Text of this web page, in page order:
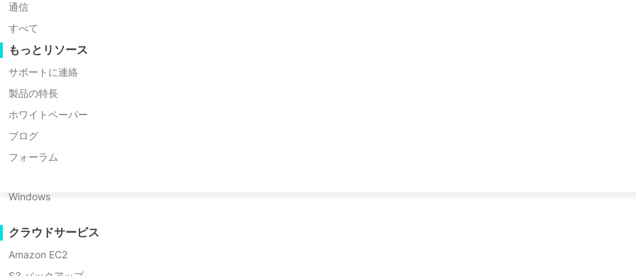
C2V 移行
P2C 移行
リカバリビリティ
VMリカバリ検証
OSリカバリ検証
データセキュリティ
マッシブエンドポイント
クラウドへのバックアップ
Oracle OLVM
XenServer/Citrix Hypervisor
KayGrid
InCloud Sphere
Arcfra
FusionOne Compute
NexaVM
サーバー
Windows
クラウドサービス
Amazon EC2
通信
すべて
もっとリソース
サポートに連絡
製品の特長
ホワイトペーパー
ブログ
フォーラム